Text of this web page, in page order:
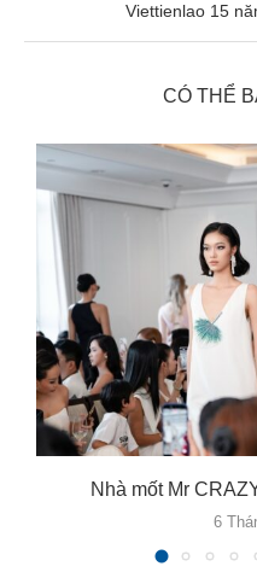
Viettienlao 15
CÓ THỂ
Nhà mốt Mr
6